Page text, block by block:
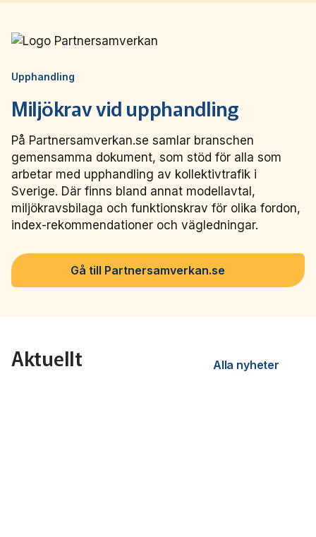
Upphandling
Miljökrav vid upphandling
På Partnersamverkan.se samlar branschen
gemensamma dokument, som stöd för alla som
arbetar med upphandling av kollektivtrafik i
Sverige. Där finns bland annat modellavtal,
miljökravsbilaga och funktionskrav för olika fordon,
index-rekommendationer och vägledningar.
Gå till Partnersamverkan.se
Alla nyheter
Aktuellt